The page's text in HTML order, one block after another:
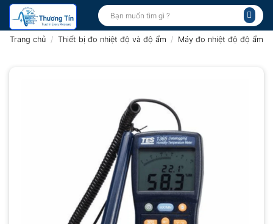
Bỏ
qua
nội
Tìm
kiếm:
Trang chủ / Thiết bị đo nhiệt độ và độ ẩm / Máy đo nhiệt độ độ ẩm